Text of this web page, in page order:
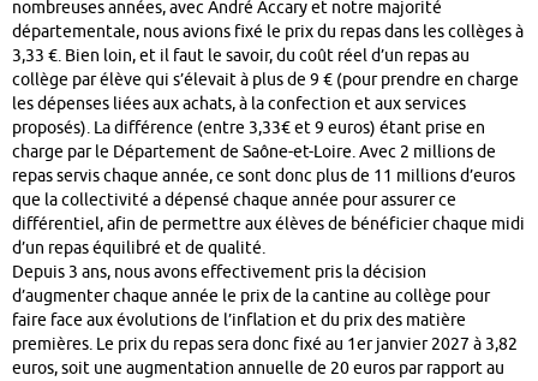
nombreuses années, avec André Accary et notre majorité
départementale, nous avions fixé le prix du repas dans les collèges à
3,33 €. Bien loin, et il faut le savoir, du coût réel d’un repas au
collège par élève qui s’élevait à plus de 9 € (pour prendre en charge
les dépenses liées aux achats, à la confection et aux services
proposés). La différence (entre 3,33€ et 9 euros) étant prise en
charge par le Département de Saône-et-Loire. Avec 2 millions de
repas servis chaque année, ce sont donc plus de 11 millions d’euros
que la collectivité a dépensé chaque année pour assurer ce
différentiel, afin de permettre aux élèves de bénéficier chaque midi
d’un repas équilibré et de qualité.
Depuis 3 ans, nous avons effectivement pris la décision
d’augmenter chaque année le prix de la cantine au collège pour
faire face aux évolutions de l’inflation et du prix des matière
premières. Le prix du repas sera donc fixé au 1er janvier 2027 à 3,82
euros, soit une augmentation annuelle de 20 euros par rapport au